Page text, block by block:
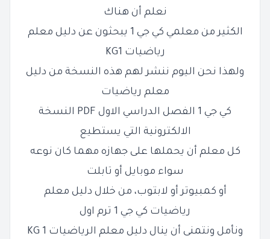
نعلم أن هناك
الكثير من معلمي كي جي 1 يبحثون عن دليل معلم
رياضيات KG1
ولهذا نحن اليوم ننشر لهم هذه النسخة من دليل
معلم رياضيات
كي جي 1 الفصل الدراسي الاول PDF النسخة
الالكترونية التي يستطيع
كل معلم أن يحملها على جهازه مهما كان نوعه
سواء موبايل أو تابلت
أو كمبيوتر أو لابتوب، من خلال دليل معلم
رياضيات كي جي 1 ترم اول
ونأمل ونتمنى أن ينال دليل معلم الرياضيات KG 1